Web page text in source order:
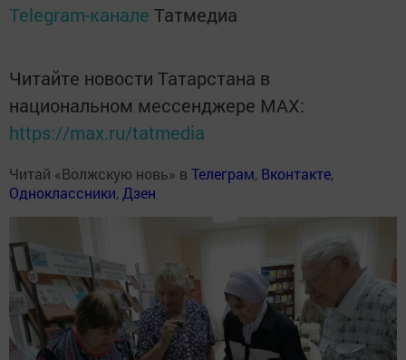
Telegram-канале Татмедиа
Читайте новости Татарстана в
национальном мессенджере MАХ:
https://max.ru/tatmedia
Читай «Волжскую новь» в Телеграм, Вконтакте,
Одноклассники, Дзен